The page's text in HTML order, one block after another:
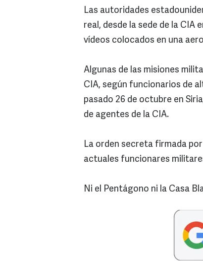
Las autoridades
real, desde la sede de la CIA
vídeos colocados en una
Algunas de las misiones
CIA, según funcionarios de
pasado 26 de octubre en
de agentes de la CIA.
La orden secreta firmada
actuales funcionares
Ni el Pentágono ni la Casa